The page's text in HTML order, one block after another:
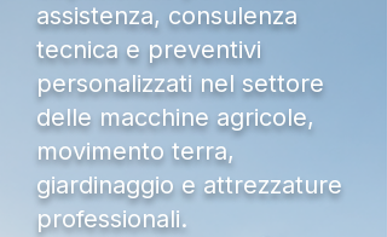
assistenza, consulenza
tecnica e preventivi
personalizzati nel settore
delle macchine agricole,
movimento terra,
giardinaggio e attrezzature
professionali.